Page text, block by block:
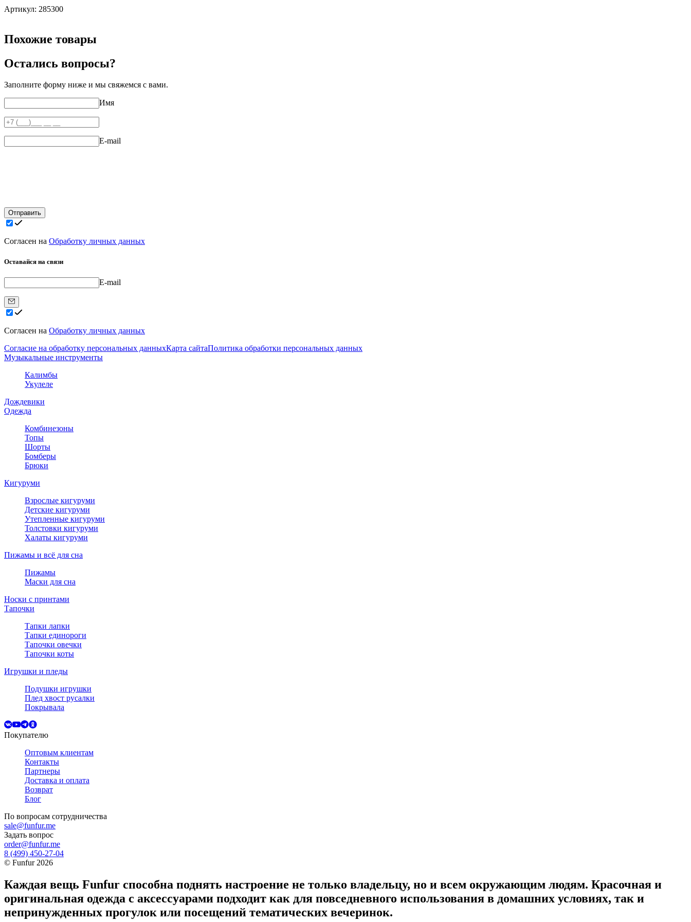
Артикул: 285300
Похожие товары
Остались вопросы?
Заполните форму ниже и мы свяжемся с вами.
Имя
E-mail
Отправить
Согласен на Обработку личных данных
Оставайся на связи
E-mail
Согласен на Обработку личных данных
Согласие на обработку персональных данныхКарта сайтаПолитика обработки персональных данных
Музыкальные инструменты
Калимбы
Укулеле
Дождевики
Одежда
Комбинезоны
Топы
Шорты
Бомберы
Брюки
Кигуруми
Взрослые кигуруми
Детские кигуруми
Утепленные кигуруми
Толстовки кигуруми
Халаты кигуруми
Пижамы и всё для сна
Пижамы
Маски для сна
Носки с принтами
Тапочки
Тапки лапки
Тапки единороги
Тапочки овечки
Тапочки коты
Игрушки и пледы
Подушки игрушки
Плед хвост русалки
Покрывала
Покупателю
Оптовым клиентам
Контакты
Партнеры
Доставка и оплата
Возврат
Блог
По вопросам сотрудничества
sale@funfur.me
Задать вопрос
order@funfur.me
8 (499) 450-27-04
© Funfur 2026
Каждая вещь Funfur способна поднять настроение не только владельцу, но и всем окружающим людям. Красочная и
оригинальная одежда с аксессуарами подходит как для повседневного использования в домашних условиях, так и
непринужденных прогулок или посещений тематических вечеринок.